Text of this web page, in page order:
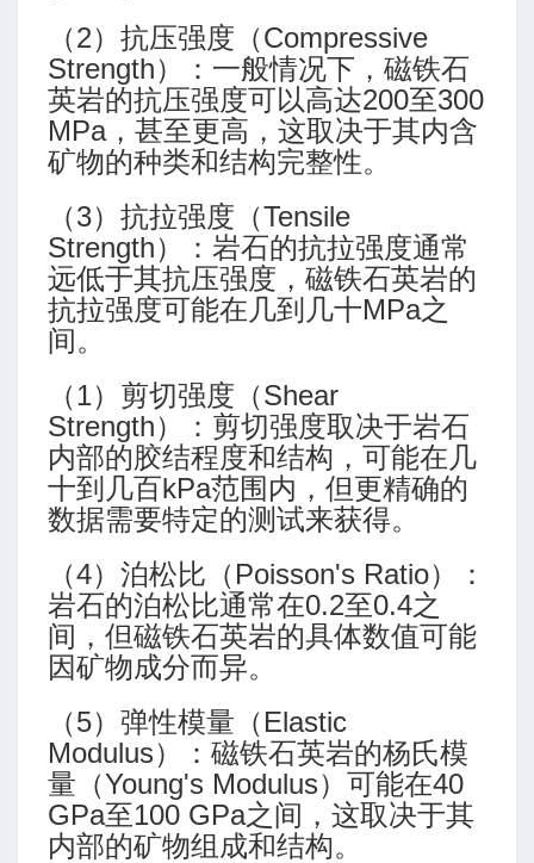
（2）抗压强度（Compressive
Strength）：一般情况下，磁铁石
英岩的抗压强度可以高达200至300
MPa，甚至更高，这取决于其内含
矿物的种类和结构完整性。
（3）抗拉强度（Tensile
Strength）：岩石的抗拉强度通常
远低于其抗压强度，磁铁石英岩的
抗拉强度可能在几到几十MPa之
间。
（1）剪切强度（Shear
Strength）：剪切强度取决于岩石
内部的胶结程度和结构，可能在几
十到几百kPa范围内，但更精确的
数据需要特定的测试来获得。
（4）泊松比（Poisson's Ratio）：
岩石的泊松比通常在0.2至0.4之
间，但磁铁石英岩的具体数值可能
因矿物成分而异。
（5）弹性模量（Elastic
Modulus）：磁铁石英岩的杨氏模
量（Young's Modulus）可能在40
GPa至100 GPa之间，这取决于其
内部的矿物组成和结构。